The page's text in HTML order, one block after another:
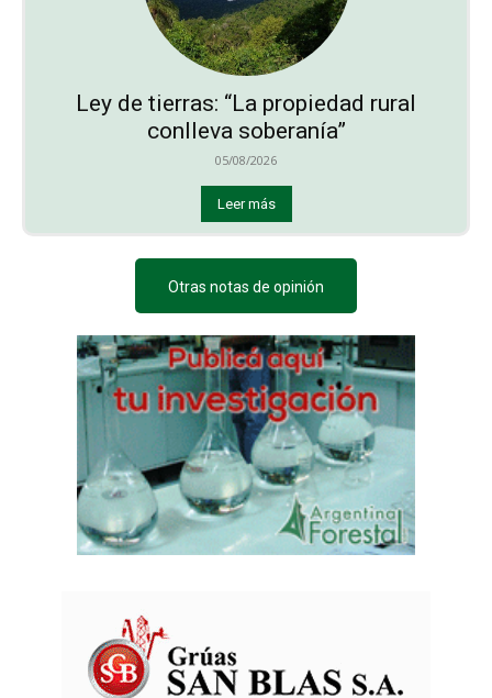
Ley de tierras: “La propiedad rural
conlleva soberanía”
05/08/2026
Leer más
Otras notas de opinión